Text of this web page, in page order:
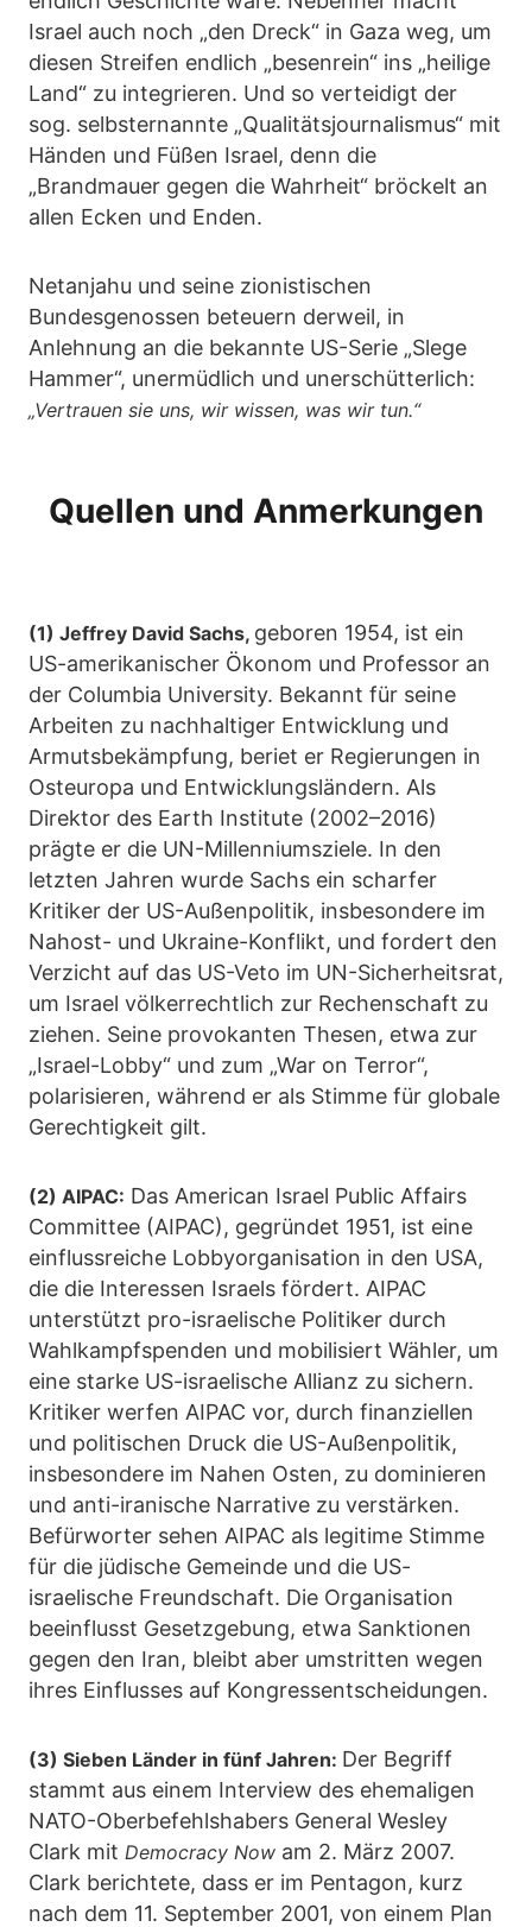
Israel auch noch „den Dreck“ in Gaza weg, um
diesen Streifen endlich „besenrein“ ins „heilige
Land“ zu integrieren. Und so verteidigt der
sog. selbsternannte „Qualitätsjournalismus“ mit
Händen und Füßen Israel, denn die
„Brandmauer gegen die Wahrheit“ bröckelt an
allen Ecken und Enden.
Netanjahu und seine zionistischen
Bundesgenossen beteuern derweil, in
Anlehnung an die bekannte US-Serie „Slege
Hammer“, unermüdlich und unerschütterlich:
„Vertrauen sie uns, wir wissen, was wir tun.“
Quellen und Anmerkungen
(1) Jeffrey David Sachs, geboren 1954, ist ein
US-amerikanischer Ökonom und Professor an
der Columbia University. Bekannt für seine
Arbeiten zu nachhaltiger Entwicklung und
Armutsbekämpfung, beriet er Regierungen in
Osteuropa und Entwicklungsländern. Als
Direktor des Earth Institute (2002–2016)
prägte er die UN-Millenniumsziele. In den
letzten Jahren wurde Sachs ein scharfer
Kritiker der US-Außenpolitik, insbesondere im
Nahost- und Ukraine-Konflikt, und fordert den
Verzicht auf das US-Veto im UN-Sicherheitsrat,
um Israel völkerrechtlich zur Rechenschaft zu
ziehen. Seine provokanten Thesen, etwa zur
„Israel-Lobby“ und zum „War on Terror“,
polarisieren, während er als Stimme für globale
Gerechtigkeit gilt.
(2) AIPAC: Das American Israel Public Affairs
Committee (AIPAC), gegründet 1951, ist eine
einflussreiche Lobbyorganisation in den USA,
die die Interessen Israels fördert. AIPAC
unterstützt pro-israelische Politiker durch
Wahlkampfspenden und mobilisiert Wähler, um
eine starke US-israelische Allianz zu sichern.
Kritiker werfen AIPAC vor, durch finanziellen
und politischen Druck die US-Außenpolitik,
insbesondere im Nahen Osten, zu dominieren
und anti-iranische Narrative zu verstärken.
Befürworter sehen AIPAC als legitime Stimme
für die jüdische Gemeinde und die US-
israelische Freundschaft. Die Organisation
beeinflusst Gesetzgebung, etwa Sanktionen
gegen den Iran, bleibt aber umstritten wegen
ihres Einflusses auf Kongressentscheidungen.
(3) Sieben Länder in fünf Jahren: Der Begriff
stammt aus einem Interview des ehemaligen
NATO-Oberbefehlshabers General Wesley
Clark mit Democracy Now am 2. März 2007.
Clark berichtete, dass er im Pentagon, kurz
nach dem 11. September 2001, von einem Plan